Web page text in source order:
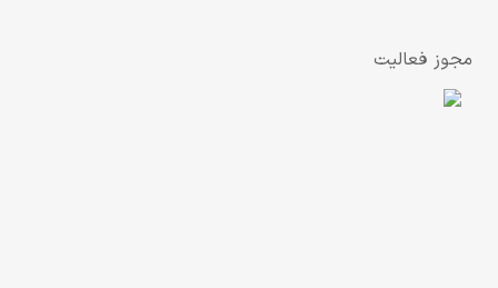
مجوز فعالیت